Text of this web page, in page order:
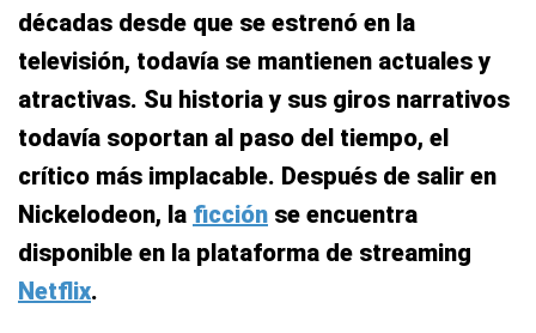
décadas desde que se estrenó en la
televisión, todavía se mantienen actuales y
atractivas. Su historia y sus giros narrativos
todavía soportan al paso del tiempo, el
crítico más implacable. Después de salir en
Nickelodeon, la ficción se encuentra
disponible en la plataforma de streaming
Netflix.